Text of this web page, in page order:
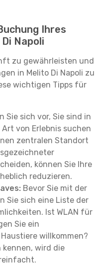
Ihres
Napoli
zu gewährleisten und
in Melito Di Napoli zu
wichtigen Tipps für
Sie sich vor, Sie sind in
von Erlebnis suchen
zentralen Standort
können Sie Ihre
reduzieren.
Bevor Sie mit der
Sie sich eine Liste der
Ist WLAN für
Sie ein
willkommen?
kennen, wird die